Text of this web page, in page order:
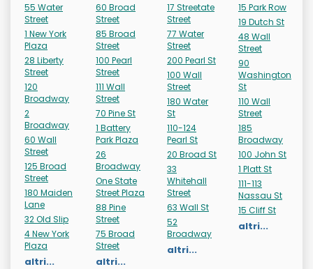
55 Water
Street
1 New York
Plaza
28 Liberty
Street
120
Broadway
2
Broadway
60 Wall
Street
125 Broad
Street
180 Maiden
Lane
32 Old Slip
4 New York
Plaza
altri...
60 Broad
Street
85 Broad
Street
100 Pearl
Street
111 Wall
Street
70 Pine St
1 Battery
Park Plaza
26
Broadway
One State
Street Plaza
88 Pine
Street
75 Broad
Street
altri...
17 Streetate
Street
77 Water
Street
200 Pearl St
100 Wall
Street
180 Water
St
110-124
Pearl St
20 Broad St
33
Whitehall
Street
63 Wall St
52
Broadway
altri...
15 Park Row
19 Dutch St
48 Wall
Street
90
Washington
St
110 Wall
Street
185
Broadway
100 John St
1 Platt St
111-113
Nassau St
15 Cliff St
altri...